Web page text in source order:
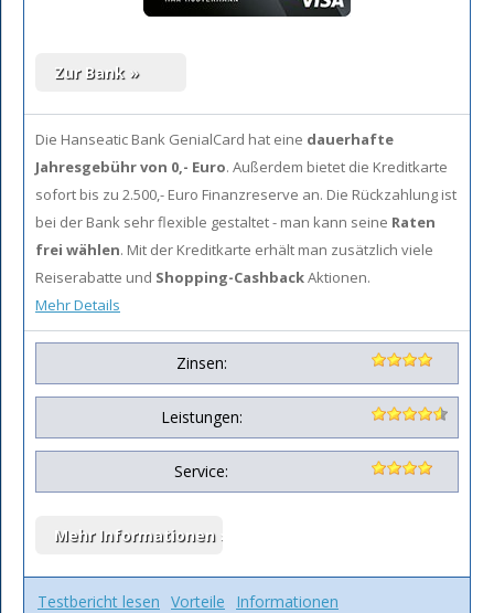
Die Hanseatic Bank GenialCard hat eine dauerhafte
Jahresgebühr von 0,- Euro. Außerdem bietet die Kreditkarte
sofort bis zu 2.500,- Euro Finanzreserve an. Die Rückzahlung ist
bei der Bank sehr flexible gestaltet - man kann seine Raten
frei wählen. Mit der Kreditkarte erhält man zusätzlich viele
Reiserabatte und Shopping-CashbackAktionen.
Mehr Details
Zinsen:
Leistungen:
Service:
Testbericht lesen Vorteile Informationen